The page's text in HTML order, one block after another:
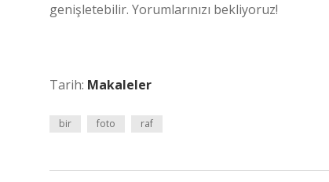
genişletebilir. Yorumlarınızı bekliyoruz!
Tarih: Makaleler
bir foto raf